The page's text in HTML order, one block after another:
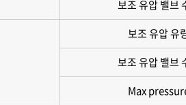
보조 유압 밸브
보조 유압 유
보조 유압 밸브
Max